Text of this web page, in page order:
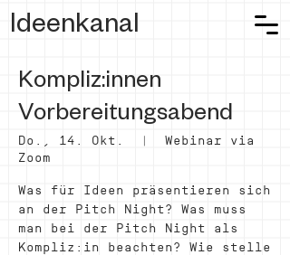
Ideenkanal
Kompliz:innen
Vorbereitungsabend
Do., 14. Okt.
  |
Webinar via
Zoom
Was für Ideen präsentieren sich
an der Pitch Night? Was muss
man bei der Pitch Night als
Kompliz:in beachten? Wie stelle